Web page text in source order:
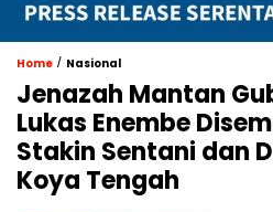
Home / Nasional
Jenazah Mantan
Lukas Enembe
Stakin Sentani dan
Koya Tengah